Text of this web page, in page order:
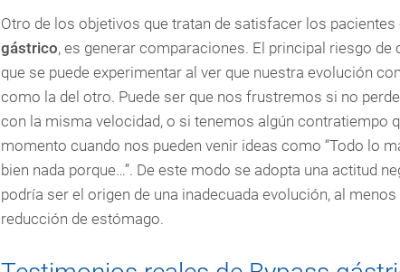
Otro de los objetivos que tratan de satisfacer los pacientes
gástrico, es generar comparaciones. El principal riesgo
que se puede experimentar al ver que nuestra evolución
como la del otro. Puede ser que nos frustremos si no
con la misma velocidad, o si tenemos algún contratiempo
momento cuando nos pueden venir ideas como “Todo lo
bien nada porque…”. De este modo se adopta una actitud
podría ser el origen de una inadecuada evolución, al
reducción de estómago.